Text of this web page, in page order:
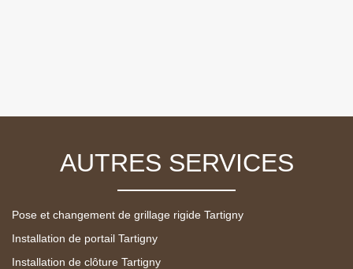
AUTRES SERVICES
Pose et changement de grillage rigide Tartigny
Installation de portail Tartigny
Installation de clôture Tartigny